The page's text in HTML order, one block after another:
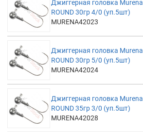
Джиггерная головка Murena
ROUND 30гр 4/0 (уп.5шт)
MURENA42023
Джиггерная головка Murena
ROUND 30гр 5/0 (уп.5шт)
MURENA42024
Джиггерная головка Murena
ROUND 35гр 3/0 (уп.5шт)
MURENA42028